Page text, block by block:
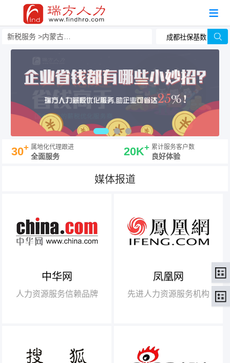
新税服务 内蒙古自治区税务筹划
30+ 属地化代理跟进
全面服务 20K+ 累计服务客户数
良好体验
媒体报道
中华网
人力资源服务信赖品牌
【腾讯】“2018中国互联网
+行业领军企业奖”
【瑞方】“2018中国互联网
+人力资源服务值得信赖品牌奖”。
凤凰网
先进人力资源服务机构